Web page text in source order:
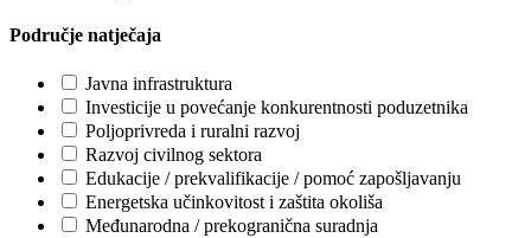
Područje natječaja
Javna infrastruktura
Investicije u povećanje konkurentnosti poduzetnika
Poljoprivreda i ruralni razvoj
Razvoj civilnog sektora
Edukacije / prekvalifikacije / pomoć zapošljavanju
Energetska učinkovitost i zaštita okoliša
Međunarodna / prekogranična suradnja